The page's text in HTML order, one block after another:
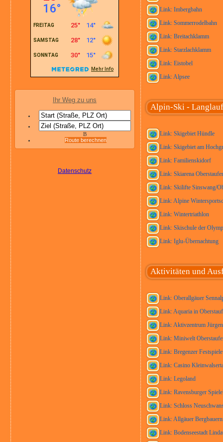
Ihr Weg zu uns
B
Route berechnen
Datenschutz
Link: Imbergbahn
Link: Sommerrodelbahn
Link: Breitachklamm
Link: Starzlachklamm
Link: Eistobel
Link: Alpsee
Alpin-Ski -
Link: Skigebiet Hündle
Link: Skigebiet am
Link: Familienskidorf
Link: Skiarena
Link: Skilifte Sinswang/
Link: Alpine
Link: Wintertriathlon
Link: Skischule der
Link: Iglu-Übernachtung
Aktivitäten und
Link: Oberallgäuer
Link: Aquaria in
Link: Aktivzentrum
Link: Miniwelt
Link: Bregenzer Festspiele
Link: Casino
Link: Legoland
Link: Ravensburger
Link: Schloss
Link: Allgäuer
Link: Bodenseestadt